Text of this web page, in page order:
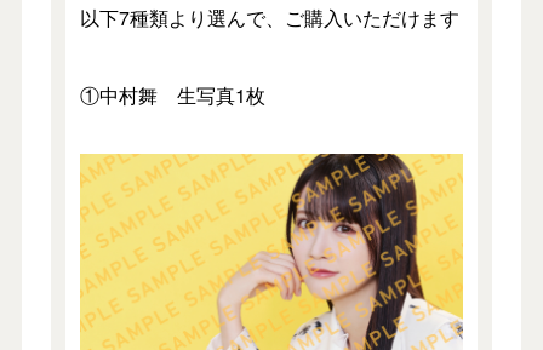
以下7種類より選んで、ご購入いただけます
①中村舞 生写真1枚